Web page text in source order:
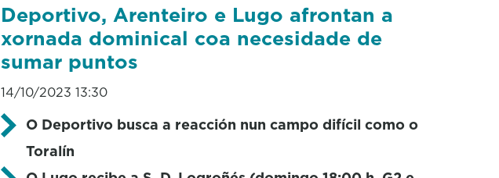
Deportivo, Arenteiro e Lugo afrontan a
xornada dominical coa necesidade de
sumar puntos
14/10/2023 13:30
O Deportivo busca a reacción nun campo difícil como o
Toralín